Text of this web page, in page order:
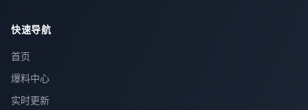
快速导航
首页
爆料中心
实时更新